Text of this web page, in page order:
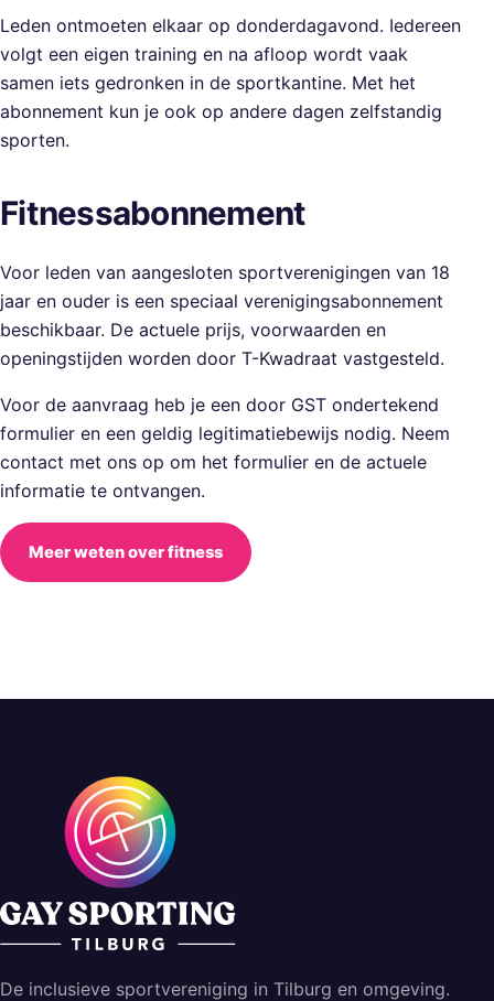
Leden ontmoeten elkaar op donderdagavond. Iedereen
volgt een eigen training en na afloop wordt vaak
samen iets gedronken in de sportkantine. Met het
abonnement kun je ook op andere dagen zelfstandig
sporten.
Fitnessabonnement
Voor leden van aangesloten sportverenigingen van 18
jaar en ouder is een speciaal verenigingsabonnement
beschikbaar. De actuele prijs, voorwaarden en
openingstijden worden door T-Kwadraat vastgesteld.
Voor de aanvraag heb je een door GST ondertekend
formulier en een geldig legitimatiebewijs nodig. Neem
contact met ons op om het formulier en de actuele
informatie te ontvangen.
Meer weten over fitness
De inclusieve sportvereniging in Tilburg en omgeving.